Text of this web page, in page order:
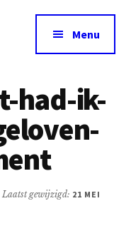
Menu
had-ik-
Laatst gewijzigd: 21 MEI